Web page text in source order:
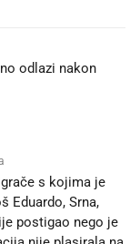
odlazi nakon
s kojima je
Eduardo, Srna,
postigao nego je